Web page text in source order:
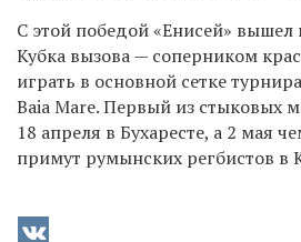
С этой победой «Енисей»
Кубка вызова — соперником
играть в основной сетке
Baia Mare. Первый из стыковых
18 апреля в Бухаресте, а 2 мая
примут румынских регбистов в